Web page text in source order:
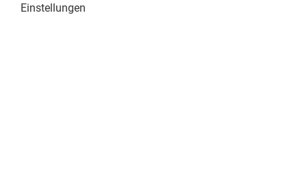
Einstellungen